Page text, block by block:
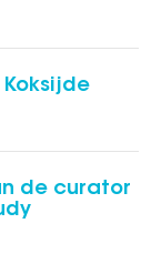
Koksijde
de curator